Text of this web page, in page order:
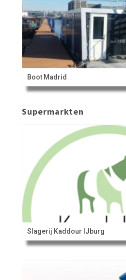
Boot Madrid
Supermarkten
Slagerij Kaddour IJburg